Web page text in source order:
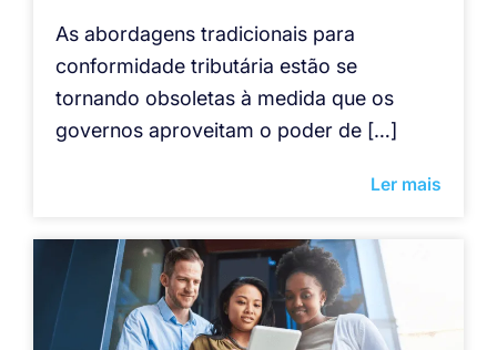
As abordagens tradicionais para
conformidade tributária estão se
tornando obsoletas à medida que os
governos aproveitam o poder de […]
Ler mais